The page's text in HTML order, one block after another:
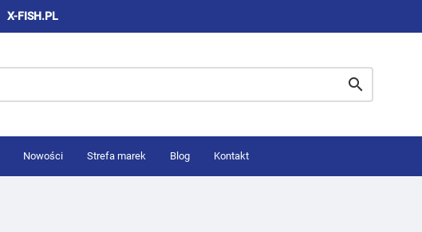
X-FISH.PL

Nowości Strefa marek Blog Kontakt